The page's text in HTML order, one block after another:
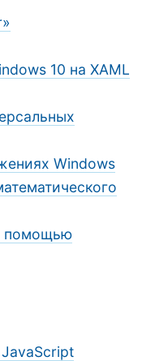
10 на XAML
Windows
помощью